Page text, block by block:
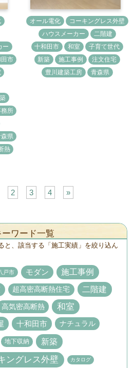
ー
市
所
県
熱
オール電化 コーキングレス外壁
ハウスメーカー 二階建
十和田市 和室 子育て世代
新築 施工事例 注文住宅
豊川建築工房 青森県
2 3 4 »
ーワード一覧
と、該当する「施工実績」を絞り込ん
戸市 モダン 施工事例
超高密高断熱住宅 二階建
高気密高断熱 和室
十和田市 ナチュラル
地下収納 新築
ングレス外壁 カタログ